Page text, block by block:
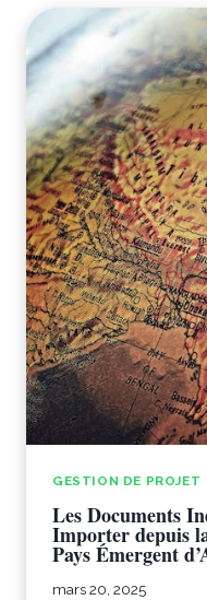
GESTION DE PROJET
Les Documents
Importer depuis
Pays Émergent
mars 20, 2025